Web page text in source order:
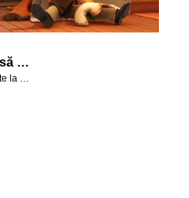
Maria îi cere lui Cristi să o ajute la instalarea decorului cu Nașterea Mântuitorului.
Maria îi cere lui Cristi să o ajute la instalarea decorului cu Nașterea Mântuitorului.